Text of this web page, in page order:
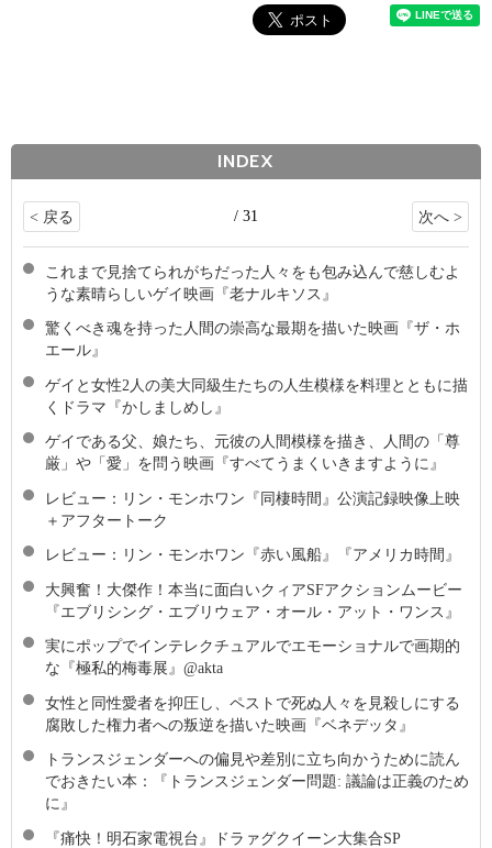
INDEX
< 戻る / 31 次へ >
これまで見捨てられがちだった人々をも包み込んで慈しむよ
うな素晴らしいゲイ映画『老ナルキソス』
驚くべき魂を持った人間の崇高な最期を描いた映画『ザ・ホ
エール』
ゲイと女性2人の美大同級生たちの人生模様を料理とともに描
くドラマ『かしましめし』
ゲイである父、娘たち、元彼の人間模様を描き、人間の「尊
厳」や「愛」を問う映画『すべてうまくいきますように』
レビュー：リン・モンホワン『同棲時間』公演記録映像上映
＋アフタートーク
レビュー：リン・モンホワン『赤い風船』『アメリカ時間』
大興奮！大傑作！本当に面白いクィアSFアクションムービー
『エブリシング・エブリウェア・オール・アット・ワンス』
実にポップでインテレクチュアルでエモーショナルで画期的
な『極私的梅毒展』@akta
女性と同性愛者を抑圧し、ペストで死ぬ人々を見殺しにする
腐敗した権力者への叛逆を描いた映画『ベネデッタ』
トランスジェンダーへの偏見や差別に立ち向かうために読ん
でおきたい本：『トランスジェンダー問題: 議論は正義のため
に』
『痛快！明石家電視台』ドラァグクイーン大集合SP